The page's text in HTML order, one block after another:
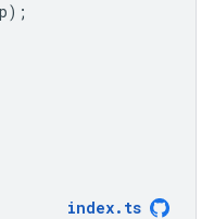
);
index. ts